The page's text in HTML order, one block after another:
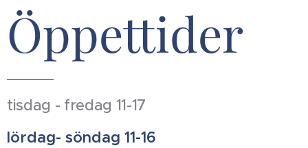
Öppettider
tisdag - fredag 11-17
lördag- söndag 11-16